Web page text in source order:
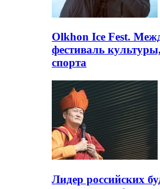
Olkhon Ice Fest.
фестиваль
спорта
Лидер российских